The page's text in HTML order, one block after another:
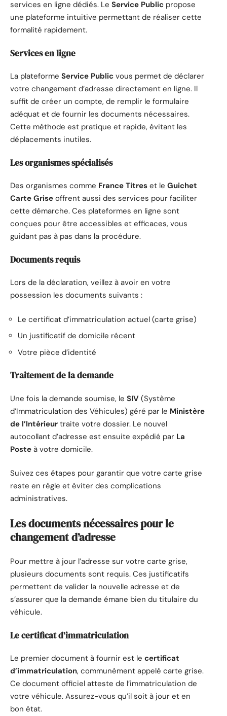
services en ligne dédiés. Le Service Public propose
une plateforme intuitive permettant de réaliser cette
formalité rapidement.
Services en ligne
La plateforme Service Public vous permet de déclarer
votre changement d’adresse directement en ligne. Il
suffit de créer un compte, de remplir le formulaire
adéquat et de fournir les documents nécessaires.
Cette méthode est pratique et rapide, évitant les
déplacements inutiles.
Les organismes spécialisés
Des organismes comme France Titres et le Guichet
Carte Grise offrent aussi des services pour faciliter
cette démarche. Ces plateformes en ligne sont
conçues pour être accessibles et efficaces, vous
guidant pas à pas dans la procédure.
Documents requis
Lors de la déclaration, veillez à avoir en votre
possession les documents suivants :
Le certificat d’immatriculation actuel (carte grise)
Un justificatif de domicile récent
Votre pièce d’identité
Traitement de la demande
Une fois la demande soumise, le SIV (Système
d’Immatriculation des Véhicules) géré par le Ministère
de l’Intérieur traite votre dossier. Le nouvel
autocollant d’adresse est ensuite expédié par La
Poste à votre domicile.
Suivez ces étapes pour garantir que votre carte grise
reste en règle et éviter des complications
administratives.
Les documents nécessaires pour le
changement d’adresse
Pour mettre à jour l’adresse sur votre carte grise,
plusieurs documents sont requis. Ces justificatifs
permettent de valider la nouvelle adresse et de
s’assurer que la demande émane bien du titulaire du
véhicule.
Le certificat d’immatriculation
Le premier document à fournir est le certificat
d’immatriculation, communément appelé carte grise.
Ce document officiel atteste de l’immatriculation de
votre véhicule. Assurez-vous qu’il soit à jour et en
bon état.